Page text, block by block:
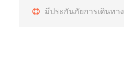
มีประกันภัยการเดินทาง